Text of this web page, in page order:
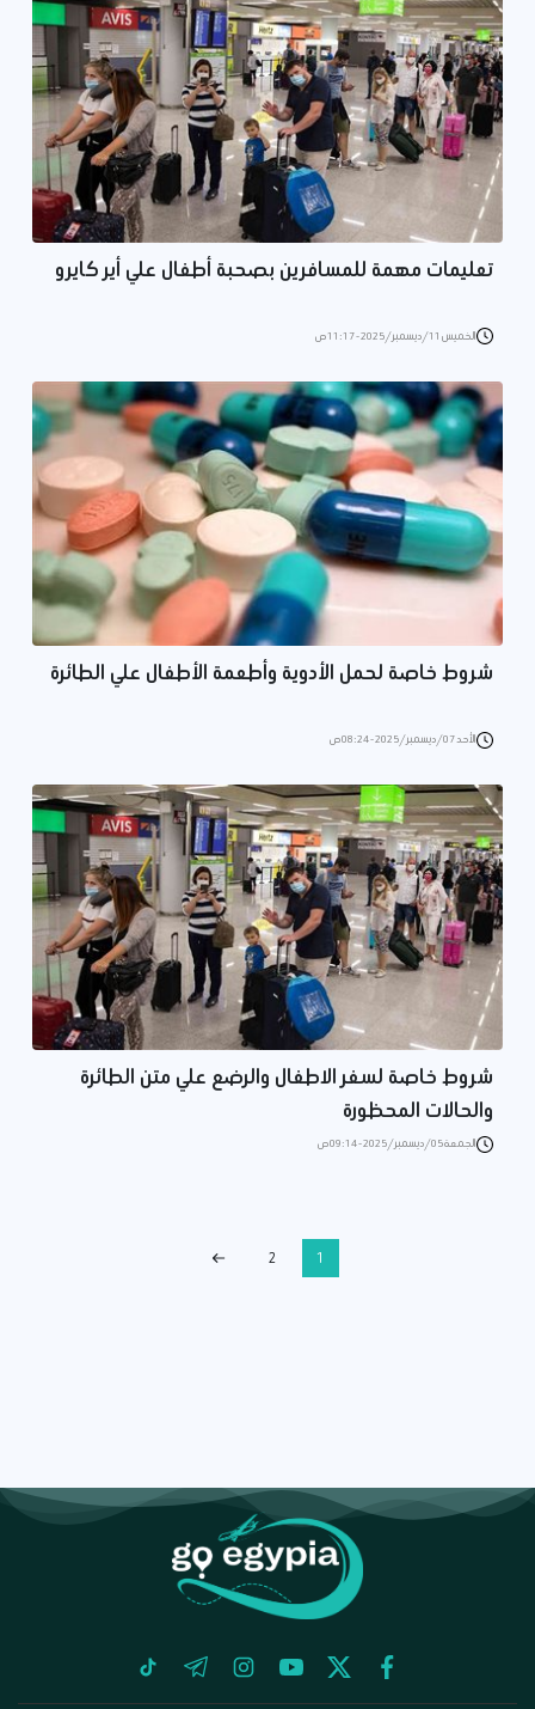
تعليمات مهمة للمسافرين بصحبة أطفال علي أير كايرو
الخميس 11/ديسمبر/2025 - 11:17 ص
شروط خاصة لحمل الأدوية وأطعمة الأطفال علي الطائرة
الأحد 07/ديسمبر/2025 - 08:24 ص
شروط خاصة لسفر الاطفال والرضع علي متن الطائرة
والحالات المحظورة
الجمعة 05/ديسمبر/2025 - 09:14 ص
1
2
facebook
twitter
youtube
instagram
telegram
tiktok